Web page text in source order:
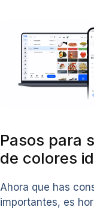
Pasos para
de colores
Ahora que has
importantes, es